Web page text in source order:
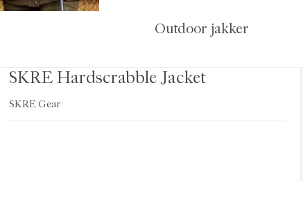
Outdoor jakker
SKRE Hardscrabble Jacket
SKRE Gear